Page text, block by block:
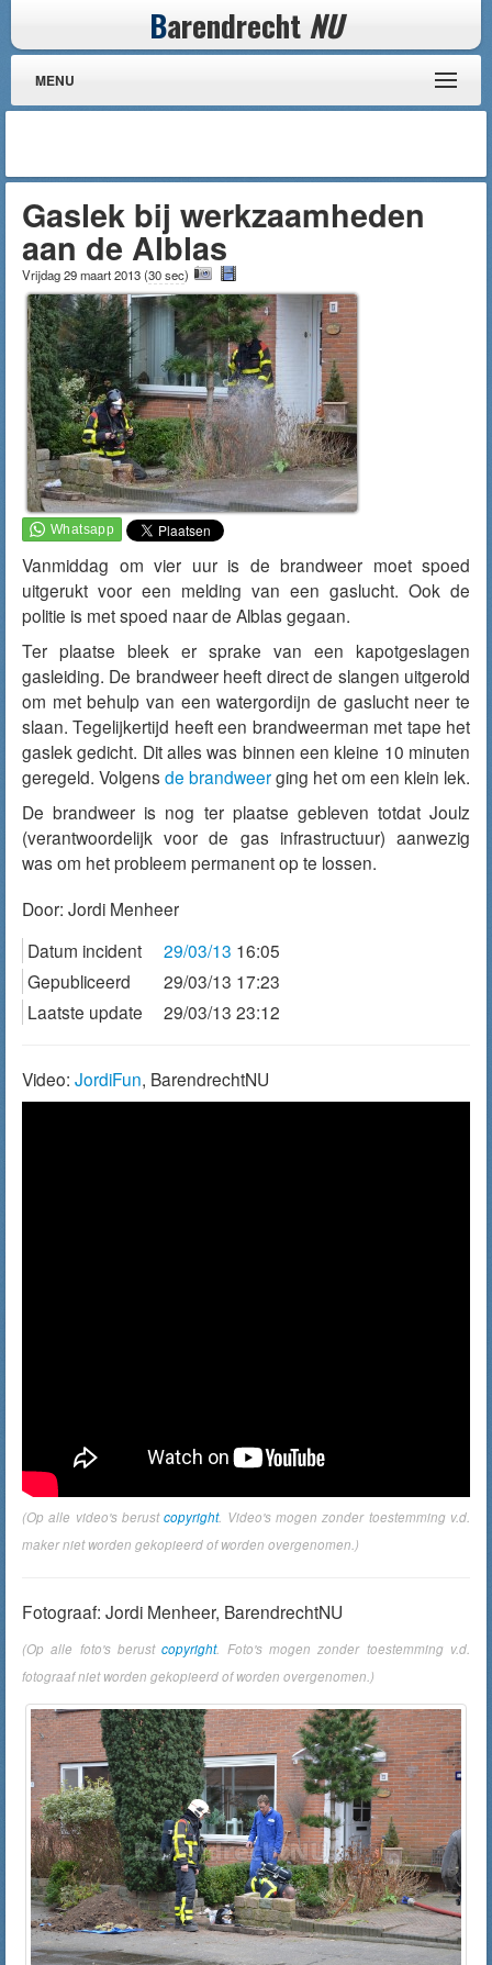
Barendrecht NU
MENU
Gaslek bij werkzaamheden
aan de Alblas
Vrijdag 29 maart 2013(30 sec)
Vanmiddag om vier uur is de brandweer moet spoed
uitgerukt voor een melding van een gaslucht. Ook de
politie is met spoed naar de Alblas gegaan.
Ter plaatse bleek er sprake van een kapotgeslagen
gasleiding. De brandweer heeft direct de slangen uitgerold
om met behulp van een watergordijn de gaslucht neer te
slaan. Tegelijkertijd heeft een brandweerman met tape het
gaslek gedicht. Dit alles was binnen een kleine 10 minuten
geregeld. Volgens de brandweerging het om een klein lek.
De brandweer is nog ter plaatse gebleven totdat Joulz
(verantwoordelijk voor de gas infrastructuur) aanwezig
was om het probleem permanent op te lossen.
Door: Jordi Menheer
Datum incident
29/03/13 16:05
Gepubliceerd
29/03/13 17:23
Laatste update
29/03/13 23:12
Video: JordiFun, BarendrechtNU
(Op alle video's berustcopyright. Video's mogen zonder toestemming v.d.
maker niet worden gekopieerd of worden overgenomen.)
Fotograaf: Jordi Menheer, BarendrechtNU
(Op alle foto's berustcopyright. Foto's mogen zonder toestemming v.d.
fotograaf niet worden gekopieerd of worden overgenomen.)